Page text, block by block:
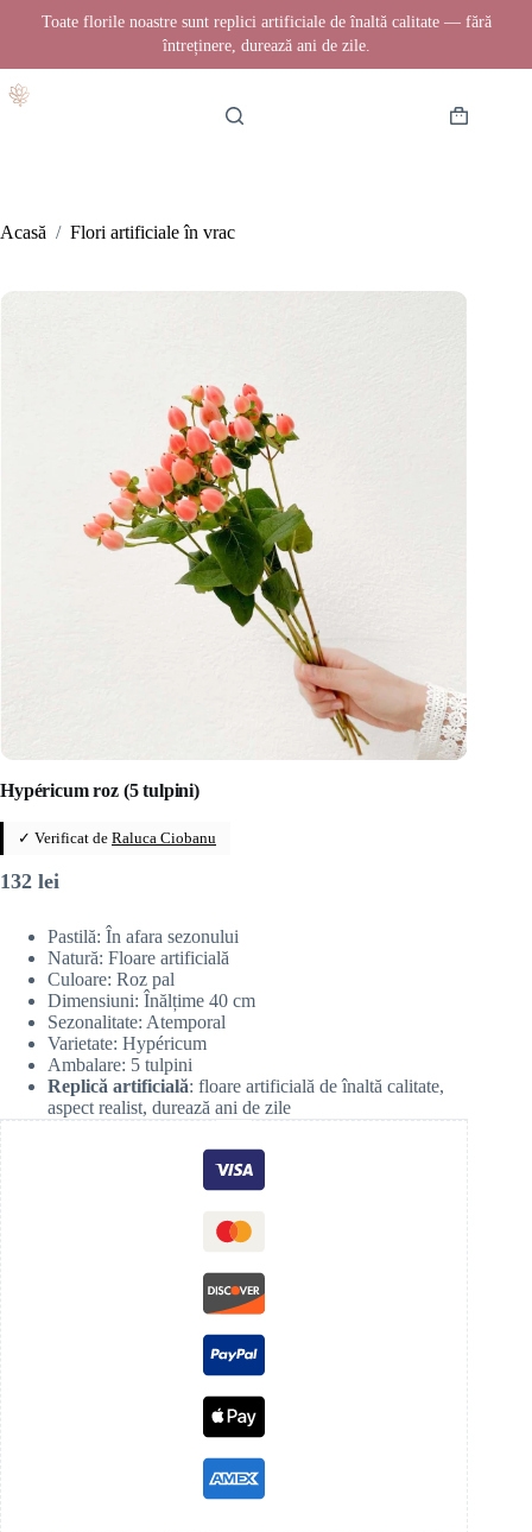
Toate florile noastre sunt replici artificiale de înaltă calitate — fără
întreținere, durează ani de zile.
la
Coș
Acasă / Flori artificiale în vrac
Hypéricum roz (5 tulpini)
✓ Verificat de Raluca Ciobanu
132 lei
Pastilă: În afara sezonului
Natură: Floare artificială
Culoare: Roz pal
Dimensiuni: Înălțime 40 cm
Sezonalitate: Atemporal
Varietate: Hypéricum
Ambalare: 5 tulpini
Replică artificială: floare artificială de înaltă calitate,
aspect realist, durează ani de zile